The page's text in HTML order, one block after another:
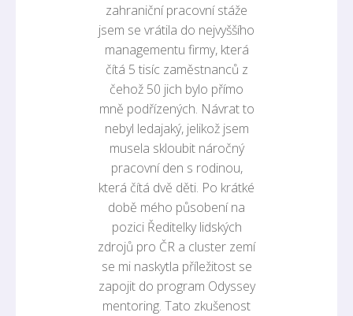
zahraniční pracovní stáže
jsem se vrátila do nejvyššího
managementu firmy, která
čítá 5 tisíc zaměstnanců z
čehož 50 jich bylo přímo
mně podřízených. Návrat to
nebyl ledajaký, jelikož jsem
musela skloubit náročný
pracovní den s rodinou,
která čítá dvě děti. Po krátké
době mého působení na
pozici Ředitelky lidských
zdrojů pro ČR a cluster zemí
se mi naskytla příležitost se
zapojit do program Odyssey
mentoring. Tato zkušenost